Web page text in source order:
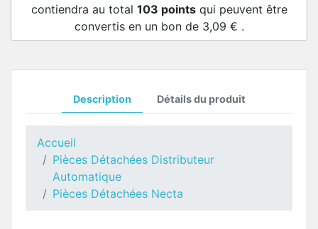
contiendra au total 103 pointsqui peuvent être
convertis en un bon de 3,09 € .
Description Détails du produit
Accueil
Pièces Détachées Distributeur
Automatique
Pièces Détachées Necta